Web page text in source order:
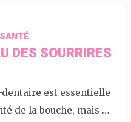
DES SOURRIRES
est essentielle
de la bouche, mais …